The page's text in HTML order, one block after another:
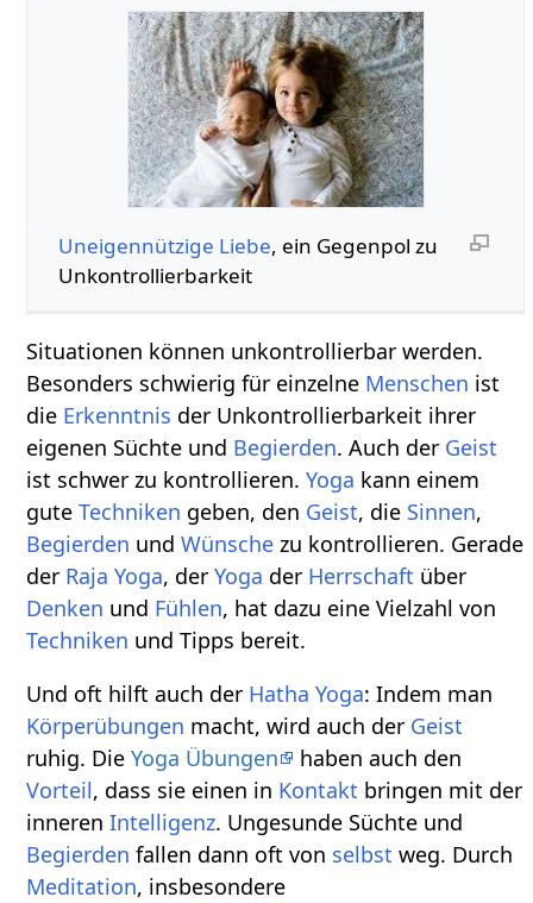
Uneigennützige Liebe, ein Gegenpol zu
Unkontrollierbarkeit
Situationen können unkontrollierbar werden.
Besonders schwierig für einzelne Menschen ist
die Erkenntnis der Unkontrollierbarkeit ihrer
eigenen Süchte und Begierden. Auch der Geist
ist schwer zu kontrollieren.Yoga kann einem
guteTechniken geben, den Geist, die Sinnen,
Begierden undWünsche zu kontrollieren. Gerade
der Raja Yoga, derYoga der Herrschaft über
Denken und Fühlen, hat dazu eine Vielzahl von
Techniken und Tipps bereit.
Und oft hilft auch der Hatha Yoga: Indem man
Körperübungen macht, wird auch der Geist
ruhig. DieYoga Übungen
haben auch den
Vorteil, dass sie einen in Kontakt bringen mit der
innerenIntelligenz. Ungesunde Süchte und
Begierden fallen dann oft von selbst weg. Durch
Meditation, insbesondere